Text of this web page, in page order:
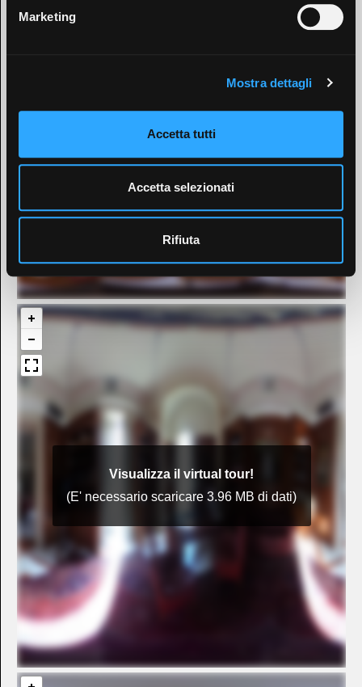
Marketing
Mostra dettagli
Accetta tutti
Accetta selezionati
Rifiuta